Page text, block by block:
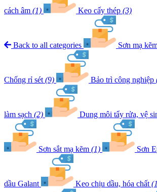
cách âm (1) Keo cấy thép (3)
Back to all categories Sơn mạ
Chống rỉ sét (9) Bảo trì công nghiệp
làm sạch (2) Dung môi tẩy rửa, vệ
Sơn sắt mạ kẽm (1) Sơn
dầu Galant Keo chịu dầu, hóa chất